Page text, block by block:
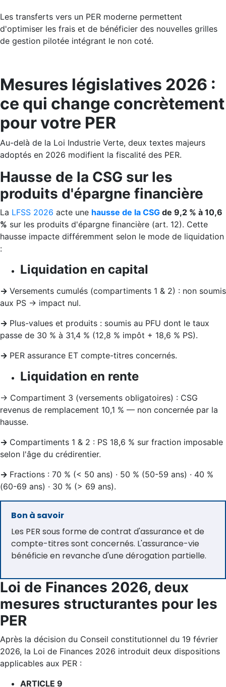
Les transferts vers un PER moderne permettent
d'optimiser les frais et de bénéficier des nouvelles grilles
de gestion pilotée intégrant le non coté.
Mesures législatives 2026 :
ce qui change concrètement
pour votre PER
Au-delà de la Loi Industrie Verte, deux textes majeurs
adoptés en 2026 modifient la fiscalité des PER.
Hausse de la CSG sur les
produits d'épargne financière
La LFSS 2026 acte une hausse de la CSG de 9,2 % à 10,6
% sur les produits d'épargne financière (art. 12). Cette
hausse impacte différemment selon le mode de liquidation
:
Liquidation en capital
→ Versements cumulés (compartiments 1 & 2) : non soumis
aux PS → impact nul.
→ Plus-values et produits : soumis au PFU dont le taux
passe de 30 % à 31,4 % (12,8 % impôt + 18,6 % PS).
→ PER assurance ET compte-titres concernés.
Liquidation en rente
→ Compartiment 3 (versements obligatoires) : CSG
revenus de remplacement 10,1 % — non concernée par la
hausse.
→ Compartiments 1 & 2 : PS 18,6 % sur fraction imposable
selon l'âge du crédirentier.
→ Fractions : 70 % (< 50 ans) · 50 % (50-59 ans) · 40 %
(60-69 ans) · 30 % (> 69 ans).
Bon à savoir
Les PER sous forme de contrat d'assurance et de
compte-titres sont concernés. L'assurance-vie
bénéficie en revanche d'une dérogation partielle.
Loi de Finances 2026, deux
mesures structurantes pour les
PER
Après la décision du Conseil constitutionnel du 19 février
2026, la Loi de Finances 2026 introduit deux dispositions
applicables aux PER :
ARTICLE 9